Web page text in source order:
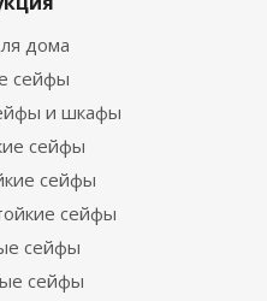
дома
сейфы
и шкафы
сейфы
сейфы
сейфы
сейфы
сейфы